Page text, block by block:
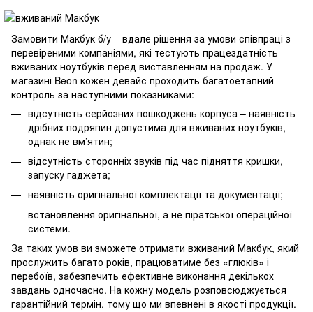
Замовити Макбук б/у – вдале рішення за умови співпраці з
перевіреними компаніями, які тестують працездатність
вживаних ноутбуків перед виставленням на продаж. У
магазині Beon кожен девайс проходить багатоетапний
контроль за наступними показниками:
відсутність серйозних пошкоджень корпуса – наявність
дрібних подряпин допустима для вживаних ноутбуків,
однак не вм’ятин;
відсутність сторонніх звуків під час підняття кришки,
запуску гаджета;
наявність оригінальної комплектації та документації;
встановлення оригінальної, а не піратської операційної
системи.
За таких умов ви зможете отримати вживаний Макбук, який
прослужить багато років, працюватиме без «глюків» і
перебоїв, забезпечить ефективне виконання декількох
завдань одночасно. На кожну модель розповсюджується
гарантійний термін, тому що ми впевнені в якості продукції.